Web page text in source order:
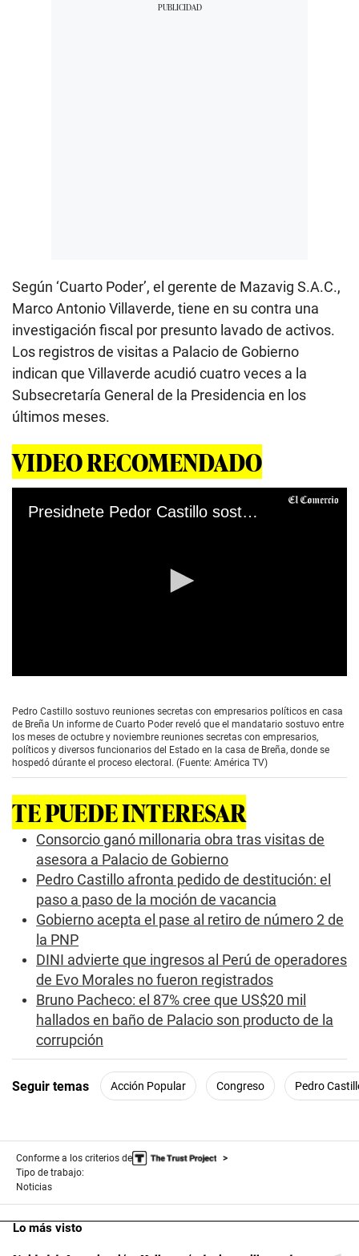
Según ‘Cuarto Poder’, el gerente de Mazavig S.A.C.,
Marco Antonio Villaverde, tiene en su contra una
investigación fiscal por presunto lavado de activos.
Los registros de visitas a Palacio de Gobierno
indican que Villaverde acudió cuatro veces a la
Subsecretaría General de la Presidencia en los
últimos meses.
VIDEO RECOMENDADO
Presidnete Pedor Castillo sostuvo reuniones secretas
e
c
o
n
d
f
1
m
Pedro Castillo sostuvo reuniones secretas con empresarios políticos en casa
de Breña Un informe de Cuarto Poder reveló que el mandatario sostuvo entre
los meses de octubre y noviembre reuniones secretas con empresarios,
políticos y diversos funcionarios del Estado en la casa de Breña, donde se
hospedó dúrante el proceso electoral. (Fuente: América TV)
TE PUEDE INTERESAR
Consorcio ganó millonaria obra tras visitas de
asesora a Palacio de Gobierno
Pedro Castillo afronta pedido de destitución: el
paso a paso de la moción de vacancia
Gobierno acepta el pase al retiro de número 2 de
la PNP
DINI advierte que ingresos al Perú de operadores
de Evo Morales no fueron registrados
Bruno Pacheco: el 87% cree que US$20 mil
hallados en baño de Palacio son producto de la
corrupción
Seguir temas Acción Popular Congreso Pedro
Conforme a los criterios de
Tipo de trabajo:
Noticias
Lo más visto